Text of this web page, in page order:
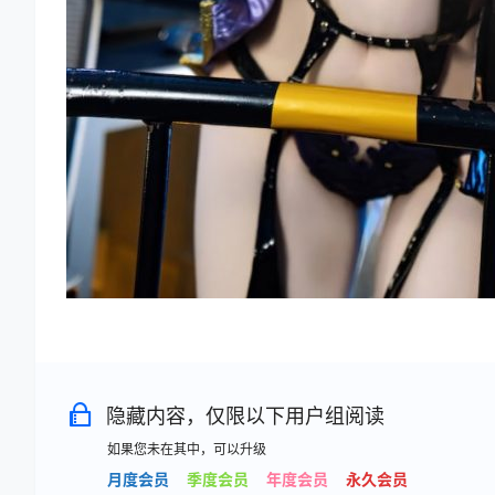
隐藏内容，仅限以下用户组阅读
如果您未在其中，可以升级
月度会员 季度会员 年度会员 永久会员